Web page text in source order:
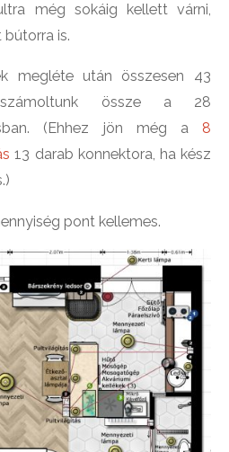
még sokáig kellett várni,
is.
megléte után összesen 43
össze a 28
(Ehhez jön még a 8
13 darab konnektora, ha kész
pont kellemes.